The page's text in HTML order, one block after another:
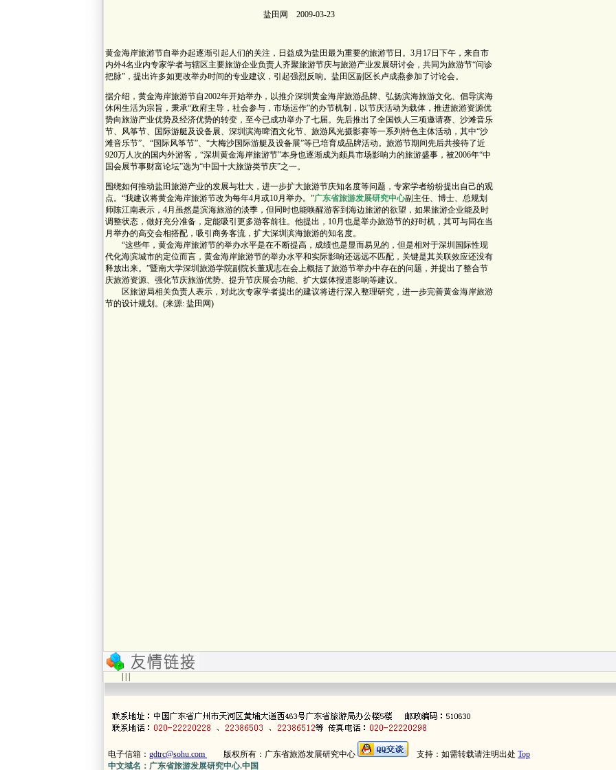
盐田网 2009-03-23
黄金海岸旅游节自举办起逐渐引起人们的关注，日益成为盐田最为重要的旅游节日。3月17日下午，来自市
内外4名业内专家学者与辖区主要旅游企业负责人齐聚旅游节庆与旅游产业发展研讨会，共同为旅游节“问诊
把脉”，提出许多如更改举办时间的专业建议，引起强烈反响。盐田区副区长卢成燕参加了讨论会。
据介绍，黄金海岸旅游节自2002年开始举办，以推介深圳黄金海岸旅游品牌、弘扬滨海旅游文化、倡导滨海
休闲生活为宗旨，秉承“政府主导，社会参与，市场运作”的办节机制，以节庆活动为载体，推进旅游资源优
势向旅游产业优势及经济优势的转变，至今已成功举办了七届。先后推出了全国铁人三项邀请赛、沙滩音乐
节、风筝节、国际游艇及设备展、深圳滨海啤酒文化节、旅游风光摄影赛等一系列特色主体活动，其中“沙
滩音乐节”、“国际风筝节”、“大梅沙国际游艇及设备展”等已培育成品牌活动。旅游节期间先后共接待了近
920万人次的国内外游客，“深圳黄金海岸旅游节”本身也逐渐成为颇具市场影响力的旅游盛事，被2006年“中
国会展节事财富论坛”选为“中国十大旅游类节庆”之一。
围绕如何推动盐田旅游产业的发展与壮大，进一步扩大旅游节庆知名度等问题，专家学者纷纷提出自己的观
点。“我建议将黄金海岸旅游节改为每年4月或10月举办。”广东省旅游发展研究中心副主任、博士、总规划
师陈江南表示，4月虽然是滨海旅游的淡季，但同时也能唤醒游客到海边旅游的欲望，如果旅游企业能及时
调整状态，做好充分准备，定能吸引更多游客前往。他提出，10月也是举办旅游节的好时机，其可与同在当
月举办的高交会相搭配，吸引商务客流，扩大深圳滨海旅游的知名度。
“这些年，黄金海岸旅游节的举办水平是在不断提高，成绩也是显而易见的，但是相对于深圳国际性现
代化海滨城市的定位而言，黄金海岸旅游节的举办水平和实际影响还远远不匹配，关键是其关联效应还没有
释放出来。”暨南大学深圳旅游学院副院长董观志在会上概括了旅游节举办中存在的问题，并提出了整合节
庆旅游资源、强化节庆旅游优势、提升节庆展会功能、扩大媒体报道影响等建议。
区旅游局相关负责人表示，对此次专家学者提出的建议将进行深入整理研究，进一步完善黄金海岸旅游
节的设计规划。(来源: 盐田网)
电子信箱： gdtrc@sohu.com 版权所有：广东省旅游发展研究中心 支持：如需转载请注明出处 Top
中文域名：广东省旅游发展研究中心.中国